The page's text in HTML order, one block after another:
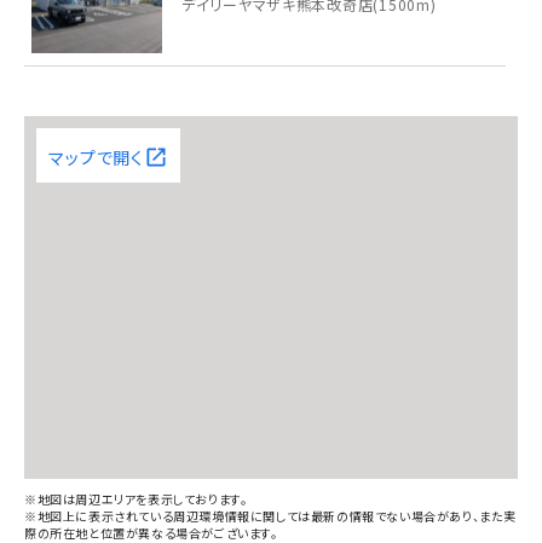
デイリーヤマザキ熊本改奇店(1500m)
肥後銀行植木支店(1400m)
マップで開く
※地図は周辺エリアを表示しております。
※地図上に表示されている周辺環境情報に関しては最新の情報でない場合があり、また実
際の所在地と位置が異なる場合がございます。